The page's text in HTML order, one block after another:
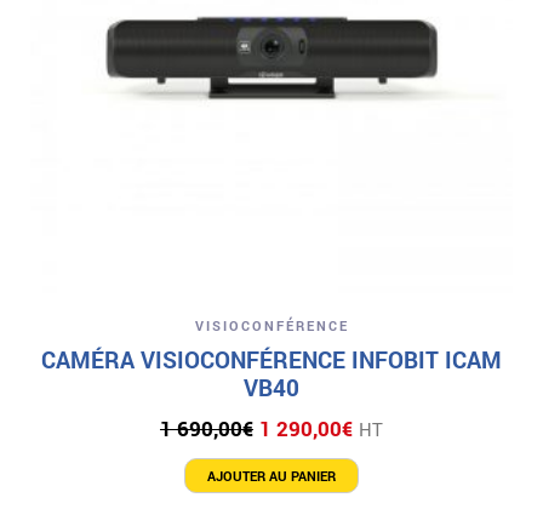
VISIOCONFÉRENCE
CAMÉRA VISIOCONFÉRENCE INFOBIT ICAM
VB40
1 690,00€ Le
prix
initial
1 290,00€Le
prix
actuel
HT
AJOUTER AU PANIER